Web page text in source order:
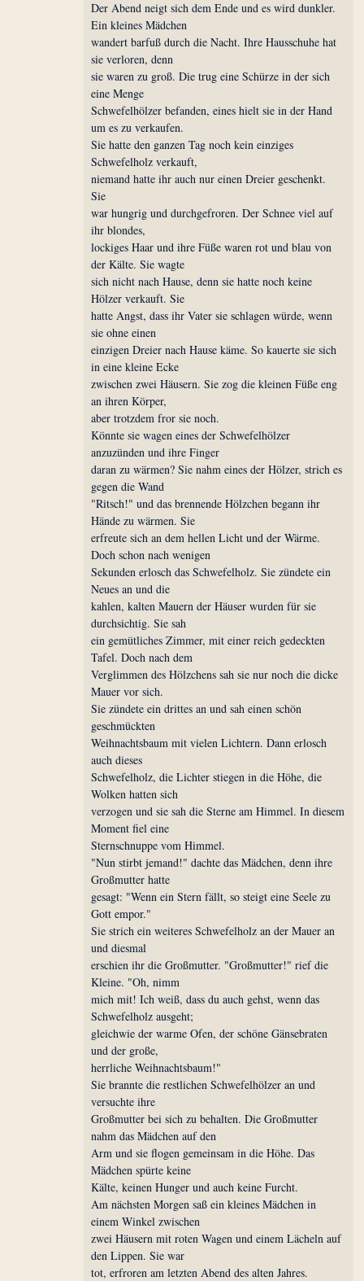
Der Abend neigt sich dem Ende und es wird dunkler.
Ein kleines Mädchen
wandert barfuß durch die Nacht. Ihre Hausschuhe hat
sie verloren, denn
sie waren zu groß. Die trug eine Schürze in der sich
eine Menge
Schwefelhölzer befanden, eines hielt sie in der Hand
um es zu verkaufen.
Sie hatte den ganzen Tag noch kein einziges
Schwefelholz verkauft,
niemand hatte ihr auch nur einen Dreier geschenkt.
Sie
war hungrig und durchgefroren. Der Schnee viel auf
ihr blondes,
lockiges Haar und ihre Füße waren rot und blau von
der Kälte. Sie wagte
sich nicht nach Hause, denn sie hatte noch keine
Hölzer verkauft. Sie
hatte Angst, dass ihr Vater sie schlagen würde, wenn
sie ohne einen
einzigen Dreier nach Hause käme. So kauerte sie sich
in eine kleine Ecke
zwischen zwei Häusern. Sie zog die kleinen Füße eng
an ihren Körper,
aber trotzdem fror sie noch.
Könnte sie wagen eines der Schwefelhölzer
anzuzünden und ihre Finger
daran zu wärmen? Sie nahm eines der Hölzer, strich es
gegen die Wand
"Ritsch!" und das brennende Hölzchen begann ihr
Hände zu wärmen. Sie
erfreute sich an dem hellen Licht und der Wärme.
Doch schon nach wenigen
Sekunden erlosch das Schwefelholz. Sie zündete ein
Neues an und die
kahlen, kalten Mauern der Häuser wurden für sie
durchsichtig. Sie sah
ein gemütliches Zimmer, mit einer reich gedeckten
Tafel. Doch nach dem
Verglimmen des Hölzchens sah sie nur noch die dicke
Mauer vor sich.
Sie zündete ein drittes an und sah einen schön
geschmückten
Weihnachtsbaum mit vielen Lichtern. Dann erlosch
auch dieses
Schwefelholz, die Lichter stiegen in die Höhe, die
Wolken hatten sich
verzogen und sie sah die Sterne am Himmel. In diesem
Moment fiel eine
Sternschnuppe vom Himmel.
"Nun stirbt jemand!" dachte das Mädchen, denn ihre
Großmutter hatte
gesagt: "Wenn ein Stern fällt, so steigt eine Seele zu
Gott empor."
Sie strich ein weiteres Schwefelholz an der Mauer an
und diesmal
erschien ihr die Großmutter. "Großmutter!" rief die
Kleine. "Oh, nimm
mich mit! Ich weiß, dass du auch gehst, wenn das
Schwefelholz ausgeht;
gleichwie der warme Ofen, der schöne Gänsebraten
und der große,
herrliche Weihnachtsbaum!"
Sie brannte die restlichen Schwefelhölzer an und
versuchte ihre
Großmutter bei sich zu behalten. Die Großmutter
nahm das Mädchen auf den
Arm und sie flogen gemeinsam in die Höhe. Das
Mädchen spürte keine
Kälte, keinen Hunger und auch keine Furcht.
Am nächsten Morgen saß ein kleines Mädchen in
einem Winkel zwischen
zwei Häusern mit roten Wagen und einem Lächeln auf
den Lippen. Sie war
tot, erfroren am letzten Abend des alten Jahres.